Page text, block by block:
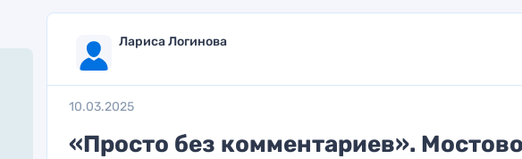
Лариса Логинова
10.03.2025
«Просто без комментариев».